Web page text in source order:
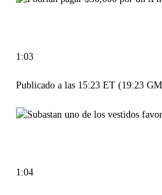
1:03
Publicado a las 15:23 ET (19:23
1:04